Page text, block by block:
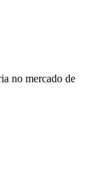
no mercado de